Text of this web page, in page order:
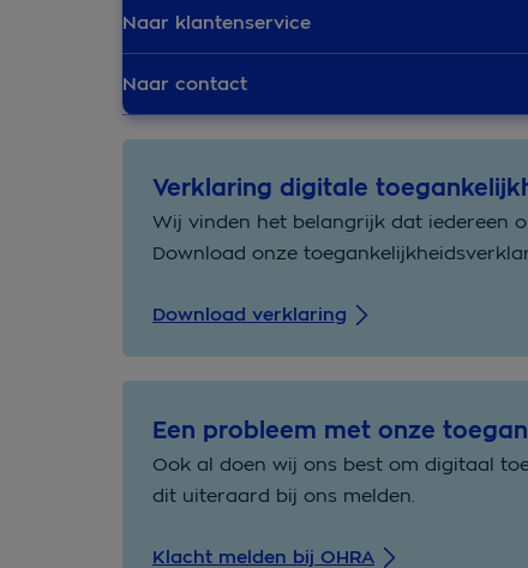
Naar klantenservice
Naar contact
Verklaring digitale
Wij vinden het belangrijk dat iedereen
Download onze
Download verklaring
Een probleem met onze
Ook al doen wij ons best om digitaal
dit uiteraard bij ons melden.
Klacht melden bij OHRA